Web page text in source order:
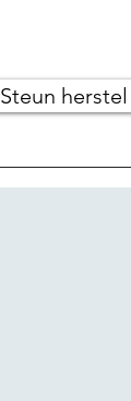
Steun herstel